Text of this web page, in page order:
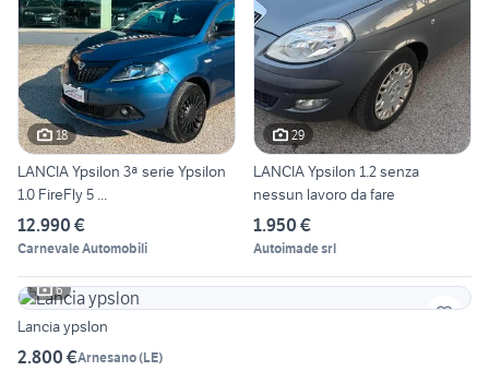
18
LANCIA Ypsilon 3ª serie Ypsilon
1.0 FireFly 5 ...
12.990 €
Carnevale Automobili
29
LANCIA Ypsilon 1.2 senza
nessun lavoro da fare
1.950 €
Autoimade srl
6
Lancia ypslon
2.800 €Arnesano(LE)